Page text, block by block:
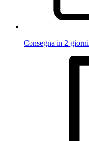
Consegna in 2 giorni